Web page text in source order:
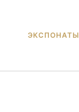
ЭКСПОНАТЫ